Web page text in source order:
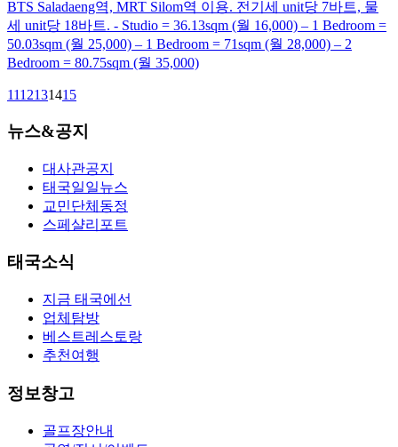
BTS Saladaeng역, MRT Silom역 이용. 전기세 unit당 7바트, 물
세 unit당 18바트. - Studio = 36.13sqm (월 16,000) – 1 Bedroom =
50.03sqm (월 25,000) – 1 Bedroom = 71sqm (월 28,000) – 2
Bedroom = 80.75sqm (월 35,000)
1112131415
뉴스&공지
대사관공지
태국일일뉴스
교민단체동정
스페샬리포트
태국소식
지금 태국에선
업체탐방
베스트레스토랑
추천여행
정보창고
골프장안내